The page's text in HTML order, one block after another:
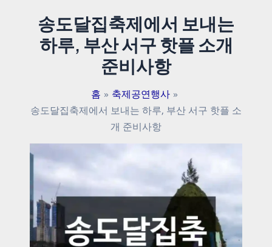
송도달집축제에서 보내는
하루, 부산 서구 핫플 소개
준비사항
홈
축제공연행사
송도달집축제에서 보내는 하루, 부산 서구 핫플 소
개 준비사항